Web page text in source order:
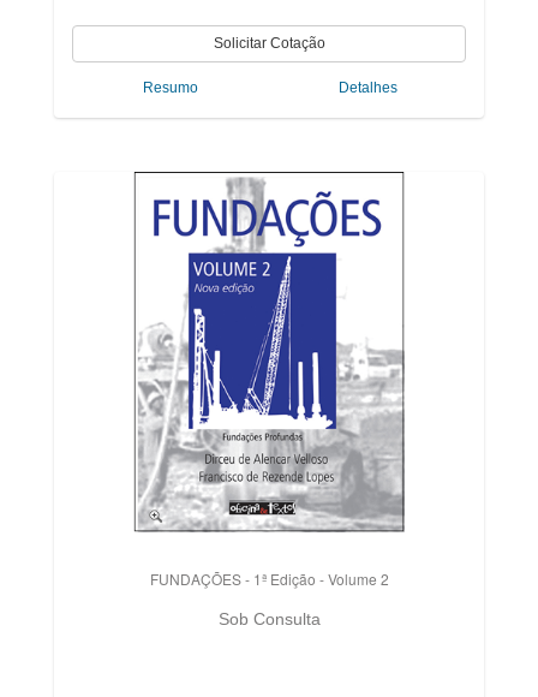
Resumo Detalhes
FUNDAÇÕES - 1ª Edição - Volume 2
Sob Consulta